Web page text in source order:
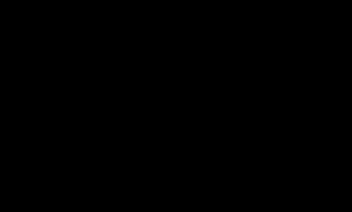
Ricardo Sánchez, asegura
circuito, familias de Estella,
que lamentar daños